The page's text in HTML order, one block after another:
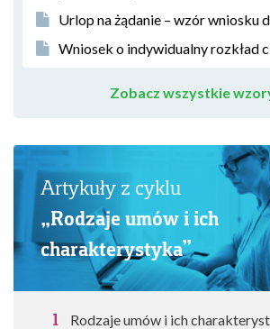
Urlop na żądanie – wzór wniosku
Wniosek o indywidualny rozkład
Zobacz wszystkie
Artykuły z cyklu
„Rodzaje umów i ich
charakterystyka”
Rodzaje umów i ich